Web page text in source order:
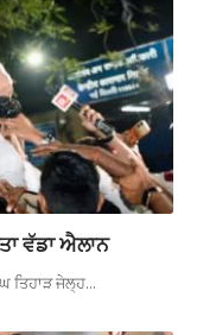
ਵੱਡਾ ਐਲਾਨ
ਤਿਹਾੜ ਜੇਲ੍ਹ…